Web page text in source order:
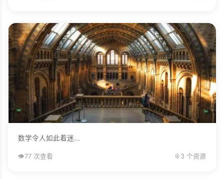
数学令人如此着迷...
👁️77 次查看 📎 3 个资源